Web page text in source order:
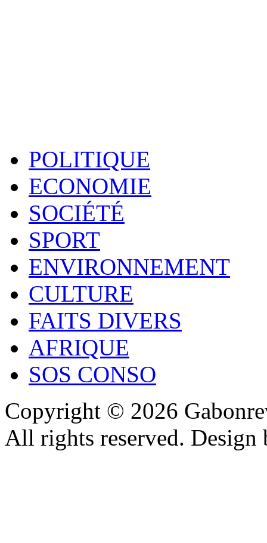
POLITIQUE
ECONOMIE
SOCIÉTÉ
SPORT
ENVIRONNEMENT
CULTURE
FAITS DIVERS
AFRIQUE
SOS CONSO
Copyright © 2026
All rights reserved.